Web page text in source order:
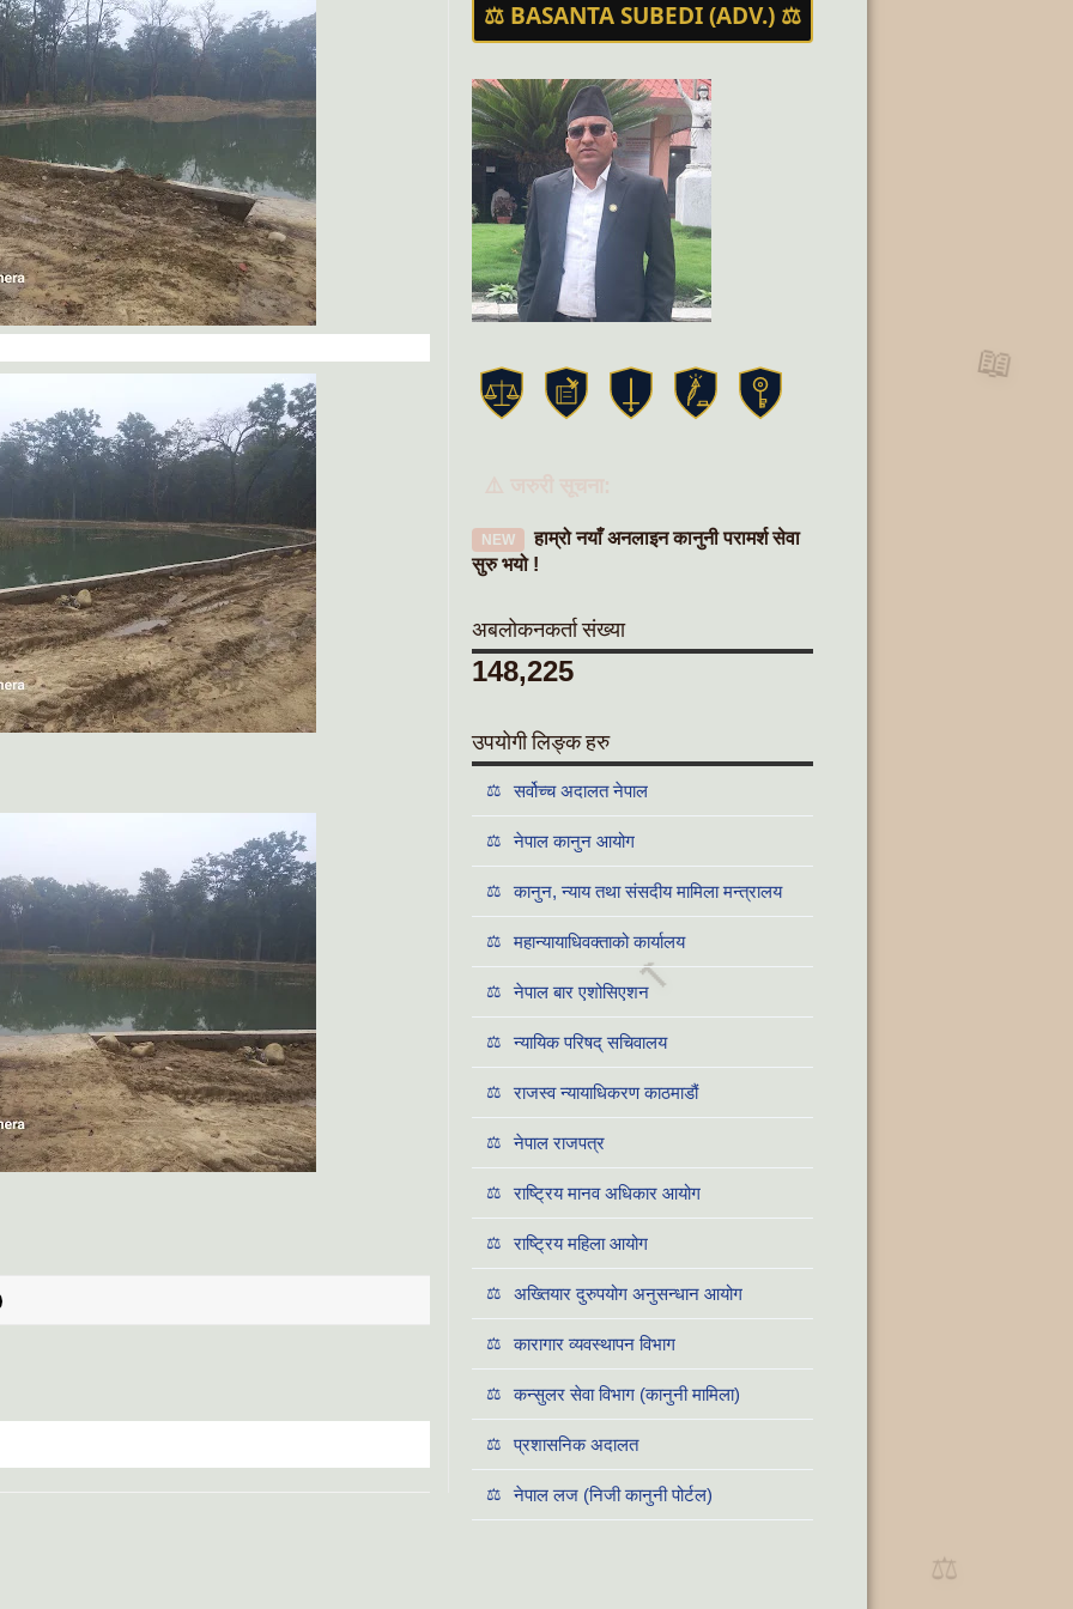
⚖️ BASANTA SUBEDI (ADV.) ⚖️
NEW
हाम्रो नयाँ अनलाइन कानुनी परामर्श सेवा
सुरु भयो !
अबलोकनकर्ता संख्या
148,225
उपयोगी लिङ्क हरु
⚖️ सर्वोच्च अदालत नेपाल
⚖️ नेपाल कानुन आयोग
⚖️ कानुन, न्याय तथा संसदीय मामिला मन्त्रालय
⚖️ महान्यायाधिवक्ताको कार्यालय
⚖️ नेपाल बार एशोसिएशन
⚖️ न्यायिक परिषद् सचिवालय
⚖️ राजस्व न्यायाधिकरण काठमाडौं
⚖️ नेपाल राजपत्र
⚖️ राष्ट्रिय मानव अधिकार आयोग
⚖️ राष्ट्रिय महिला आयोग
⚖️ अख्तियार दुरुपयोग अनुसन्धान आयोग
⚖️ कारागार व्यवस्थापन विभाग
⚖️ कन्सुलर सेवा विभाग (कानुनी मामिला)
⚖️ प्रशासनिक अदालत
⚖️ नेपाल लज (निजी कानुनी पोर्टल)
📖
⚖️
🏛️
🔨